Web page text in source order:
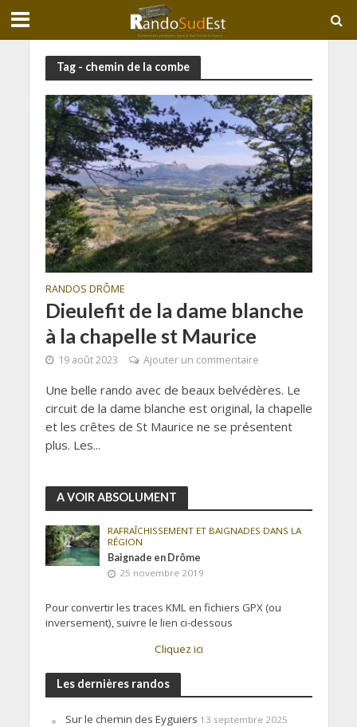
Tag - chemin de la combe
RANDOS DRÔME
Dieulefit de la dame blanche
à la chapelle st Maurice
19 août 2023 Ajouter un commentaire
Une belle rando avec de beaux belvédères. Le
circuit de la dame blanche est original, la chapelle
et les crêtes de St Maurice ne se présentent
plus. Les...
A VOIR ABSOLUMENT
RAFRAÎCHISSEMENT ET BAIGNADES DANS LA
RÉGION
Baignade en Drôme
25 novembre 2019
Pour convertir les traces KML en fichiers GPX (ou
inversement), suivre le lien ci-dessous
Cliquez ici
Les dernières randos
Sur le chemin des Eyguiers 13 septembre 2025